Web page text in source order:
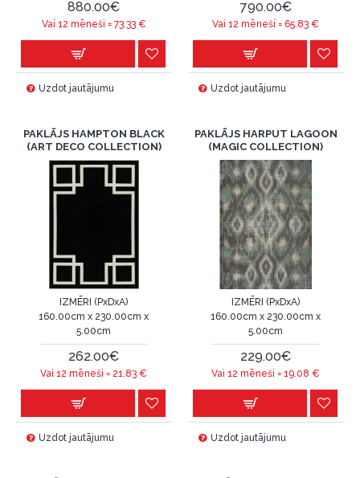
880.00€
Vai 12 mēneši = 73.33€
Uzdot jautājumu
790.00€
Vai 12 mēneši = 65.83 €
Uzdot jautājumu
PAKLĀJS HAMPTON BLACK
(ART DECO COLLECTION)
IZMĒRI (PxDxA)
160.00cm x 230.00cm x
5.00cm
262.00€
Vai 12 mēneši =21.83 €
Uzdot jautājumu
PAKLĀJS HARPUT LAGOON
(MAGIC COLLECTION)
IZMĒRI (PxDxA)
160.00cm x 230.00cm x
5.00cm
229.00€
Vai 12 mēneši =19.08 €
Uzdot jautājumu